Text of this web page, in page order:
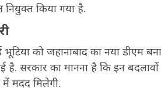
नियुक्त किया गया है.
को जहानाबाद का नया डीएम
सरकार का मानना है कि इन बदलावों
मदद मिलेगी.